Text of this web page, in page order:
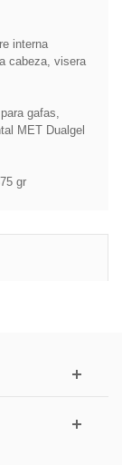
interna
cabeza, visera
gafas,
MET Dualgel
gr